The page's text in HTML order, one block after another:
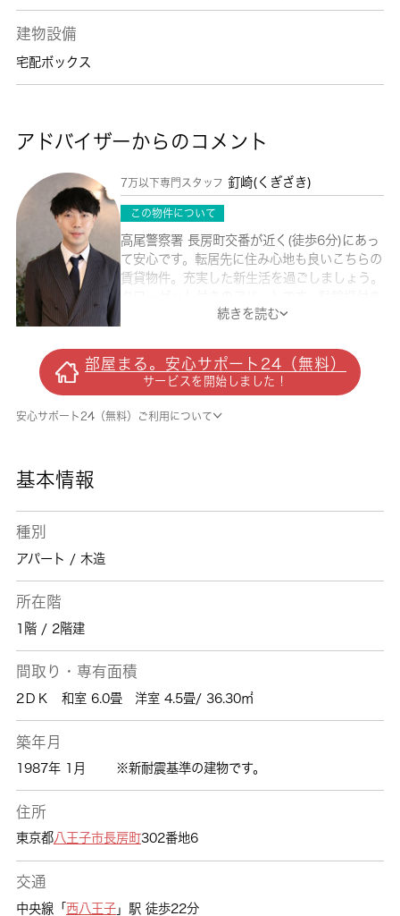
建物設備
宅配ボックス
アドバイザーからのコメント
7万以下専門スタッフ 釘崎(くぎざき)
この物件について
高尾警察署 長房町交番が近く(徒歩6分)にあっ
て安心です。転居先に住み心地も良いこちらの
賃貸物件。充実した新生活を過ごしましょう。
のアパートです。不動産経験の豊富なスタッフ
を快適にサポート致します。是非一度お問い合
わせ下さい。
続きを読む
部屋まる。安心サポート24（無料）
サービスを開始しました！
安心サポート24（無料）ご利用について
基本情報
種別
アパート / 木造
所在階
1階 / 2階建
間取り・専有面積
2ＤＫ 和室 6.0畳 洋室 4.5畳/ 36.30㎡
築年月
1987年 1月 ※新耐震基準の建物です。
住所
東京都八王子市長房町302番地6
交通
中央線「 西八王子」駅 徒歩22分